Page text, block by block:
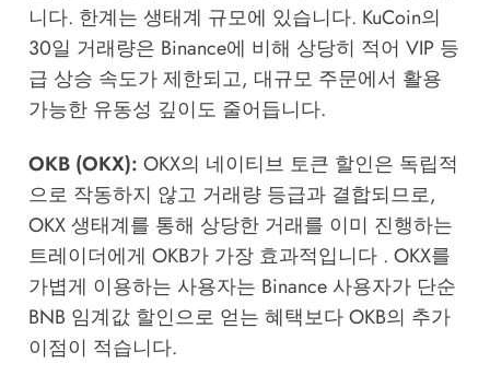
니다. 한계는 생태계 규모에 있습니다. KuCoin의
30일 거래량은 Binance에 비해 상당히 적어 VIP 등
급 상승 속도가 제한되고, 대규모 주문에서 활용
가능한 유동성 깊이도 줄어듭니다.
OKB (OKX): OKX의 네이티브 토큰 할인은 독립적
으로 작동하지 않고 거래량 등급과 결합되므로,
OKX 생태계를 통해 상당한 거래를 이미 진행하는
트레이더에게 OKB가 가장 효과적입니다 . OKX를
가볍게 이용하는 사용자는 Binance 사용자가 단순
BNB 임계값 할인으로 얻는 혜택보다 OKB의 추가
이점이 적습니다.